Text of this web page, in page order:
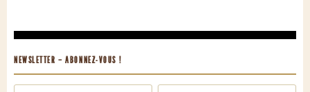
NEWSLETTER – ABONNEZ-VOUS !